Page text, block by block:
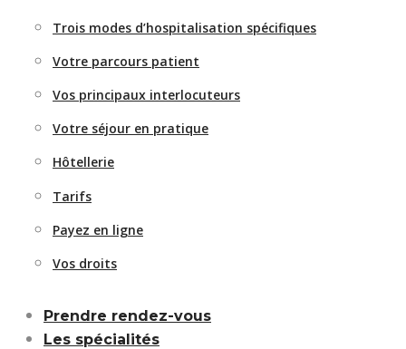
Trois modes d’hospitalisation spécifiques
Votre parcours patient
Vos principaux interlocuteurs
Votre séjour en pratique
Hôtellerie
Tarifs
Payez en ligne
Vos droits
Prendre rendez-vous
Les spécialités